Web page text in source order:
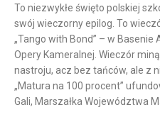
To niezwykłe święto polskiej
swój wieczorny epilog. To
„Tango with Bond” – w
Opery Kameralnej. Wieczór
nastroju, acz bez tańców, ale z
„Matura na 100 procent”
Gali, Marszałka Województwa